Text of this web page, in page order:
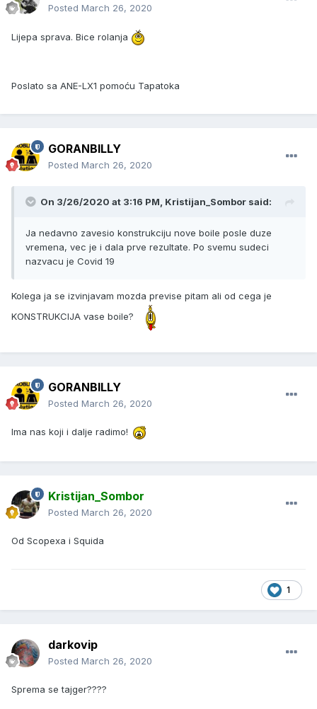
Posted March 26, 2020
Lijepa sprava. Bice rolanja
Poslato sa ANE-LX1 pomoću Tapatoka
GORANBILLY
Posted March 26, 2020
On 3/26/2020 at 3:16 PM, Kristijan_Sombor said:
Ja nedavno zavesio konstrukciju nove boile posle duze
vremena, vec je i dala prve rezultate. Po svemu sudeci
nazvacu je Covid 19
Kolega ja se izvinjavam mozda previse pitam ali od cega je
KONSTRUKCIJA vase boile?
GORANBILLY
Posted March 26, 2020
Ima nas koji i dalje radimo!
Kristijan_Sombor
Posted March 26, 2020
Od Scopexa i Squida
1
darkovip
Posted March 26, 2020
Sprema se tajger????